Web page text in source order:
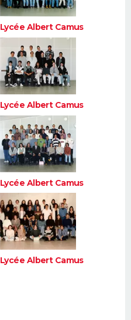
Lycée Albert Camus
Lycée Albert Camus
Lycée Albert Camus
Lycée Albert Camus